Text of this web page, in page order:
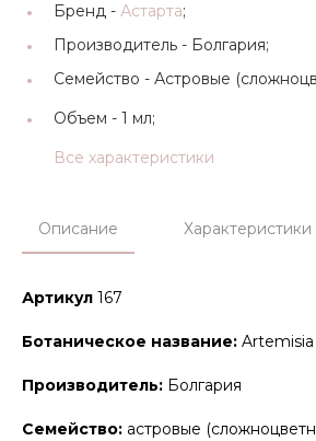
Бренд - Астарта;
Производитель - Болгария;
Семейство - Астровые
Объем - 1 мл;
Все характеристики
Описание Характеристики
Артикул 167
Ботаническое название:
Производитель: Болгария
Семейство: астровые